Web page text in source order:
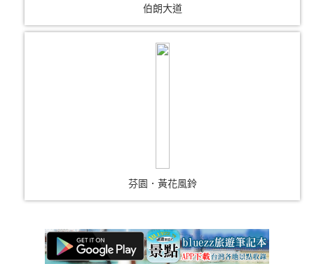
伯朗大道
芬園．黃花風鈴